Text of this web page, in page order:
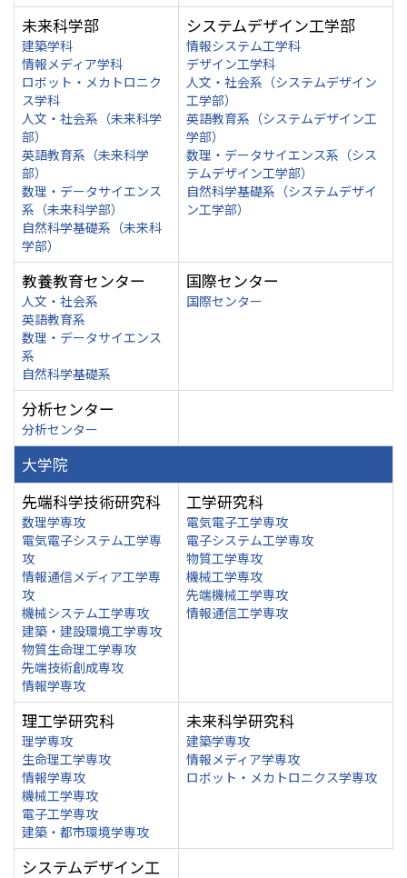
未来科学部
建築学科
情報メディア学科
ロボット・メカトロニク
ス学科
人文・社会系（未来科学
部）
英語教育系（未来科学
部）
数理・データサイエンス
系（未来科学部）
自然科学基礎系（未来科
学部）
システムデザイン工学部
情報システム工学科
デザイン工学科
人文・社会系（システムデザイン
工学部）
英語教育系（システムデザイン工
学部）
数理・データサイエンス系（シス
テムデザイン工学部）
自然科学基礎系（システムデザイ
ン工学部）
教養教育センター
人文・社会系
英語教育系
数理・データサイエンス
系
自然科学基礎系
国際センター
国際センター
分析センター
分析センター
大学院
先端科学技術研究科
数理学専攻
電気電子システム工学専
攻
情報通信メディア工学専
攻
機械システム工学専攻
建築・建設環境工学専攻
物質生命理工学専攻
先端技術創成専攻
情報学専攻
工学研究科
電気電子工学専攻
電子システム工学専攻
物質工学専攻
機械工学専攻
先端機械工学専攻
情報通信工学専攻
理工学研究科
理学専攻
生命理工学専攻
情報学専攻
機械工学専攻
電子工学専攻
建築・都市環境学専攻
未来科学研究科
建築学専攻
情報メディア学専攻
ロボット・メカトロニクス学専攻
システムデザイン工